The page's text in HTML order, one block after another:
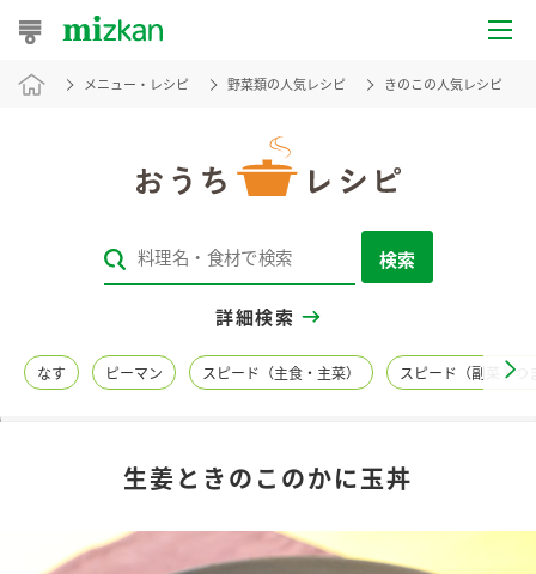
おうちレシピ
レシピカテゴリ一覧
レシピ名特集
商品情報
商品カテゴリ
メニュー・レシピ 野菜類の人気レシピ きのこの人気レシピ
検索
詳細検索
なす ピーマン スピード（主食・主菜） スピード（副菜・つ
生姜ときのこのかに玉丼